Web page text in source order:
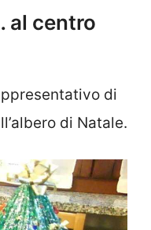
al centro
di
di Natale.